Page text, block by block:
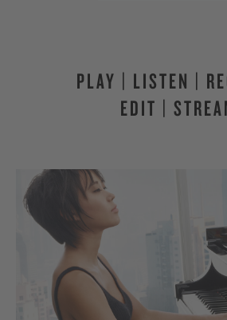
PLAY | LISTEN |
EDIT |